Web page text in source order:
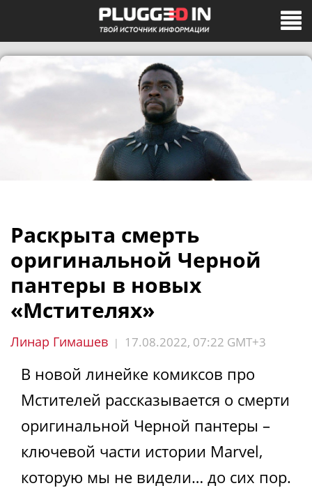
Раскрыта смерть
оригинальной Черной
пантеры в новых
«Мстителях»
Линар Гимашев | 17.08.2022, 07:22 GMT+3
В новой линейке комиксов про
Мстителей рассказывается о смерти
оригинальной Черной пантеры –
ключевой части истории Marvel,
которую мы не видели… до сих пор.